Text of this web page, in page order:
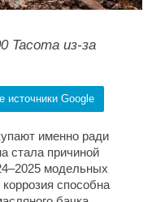
Tacoma из-за
источники Google
именно ради
стала причиной
модельных
способна